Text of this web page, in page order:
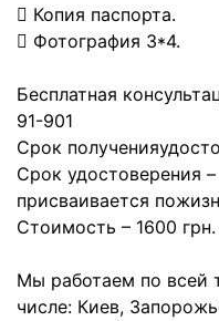
 Копия паспорта.
 Фотография 3*4.
Бесплатная
91-901
Срок
Срок удостоверения
присваивается
Стоимость – 1600 грн.
Мы работаем по всей
числе: Киев,